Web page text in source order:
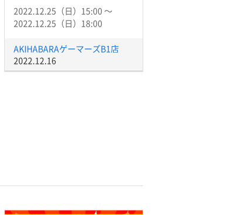
2022.12.25（日）15:00 〜
2022.12.25（日）18:00
AKIHABARAゲーマーズB1店
2022.12.16